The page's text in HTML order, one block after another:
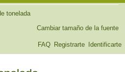
tonelada
Cambiar tamaño de la fuente
FAQ Registrarte Identificarte